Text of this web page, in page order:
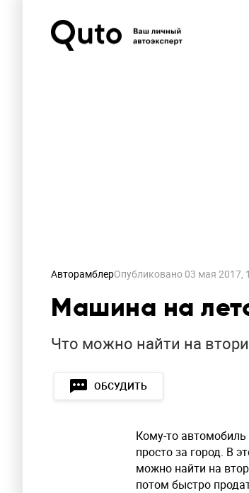
АвторамблерОпубликовано 03 мая 2017,
Машина на
Что можно найти на
ОБСУДИТЬ
Кому-то автомобиль
просто за город. В
можно найти на
потом быстро